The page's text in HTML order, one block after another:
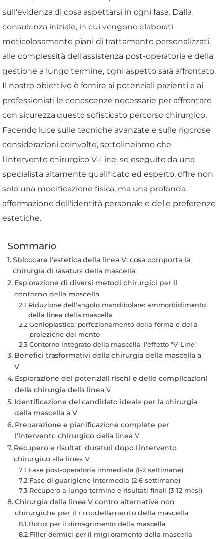
sull'evidenza di cosa aspettarsi in ogni fase. Dalla
consulenza iniziale, in cui vengono elaborati
meticolosamente piani di trattamento personalizzati,
alle complessità dell'assistenza post-operatoria e della
gestione a lungo termine, ogni aspetto sarà affrontato.
Il nostro obiettivo è fornire ai potenziali pazienti e ai
professionisti le conoscenze necessarie per affrontare
con sicurezza questo sofisticato percorso chirurgico.
Facendo luce sulle tecniche avanzate e sulle rigorose
considerazioni coinvolte, sottolineiamo che
l'intervento chirurgico V-Line, se eseguito da uno
specialista altamente qualificato ed esperto, offre non
solo una modificazione fisica, ma una profonda
affermazione dell'identità personale e delle preferenze
estetiche.
Sommario
Sbloccare l'estetica della linea V: cosa comporta la
chirurgia di rasatura della mascella
Esplorazione di diversi metodi chirurgici per il
contorno della mascella
Riduzione dell'angolo mandibolare: ammorbidimento
della linea della mascella
Genioplastica: perfezionamento della forma e della
proiezione del mento
Contorno integrato della mascella: l'effetto "V-Line"
Benefici trasformativi della chirurgia della mascella a
V
Esplorazione dei potenziali rischi e delle complicazioni
della chirurgia della linea V
Identificazione del candidato ideale per la chirurgia
della mascella a V
Preparazione e pianificazione complete per
l'intervento chirurgico della linea V
Recupero e risultati duraturi dopo l'intervento
chirurgico alla linea V
Fase post-operatoria immediata (1-2 settimane)
Fase di guarigione intermedia (2-6 settimane)
Recupero a lungo termine e risultati finali (3-12 mesi)
Chirurgia della linea V contro alternative non
chirurgiche per il rimodellamento della mascella
Botox per il dimagrimento della mascella
Filler dermici per il miglioramento della mascella